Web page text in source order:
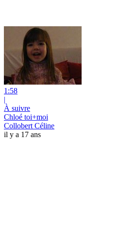
1:58
|
À suivre
Chloé toi+moi
Collobert Céline
il y a 17 ans